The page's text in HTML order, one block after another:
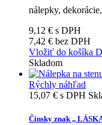
nálepky,
9,12 € s DPH
7,42 € bez DPH
Vložiť do košíka
Skladom
Rýchly náhľad
15,07 € s DPH
Čínsky znak ,,